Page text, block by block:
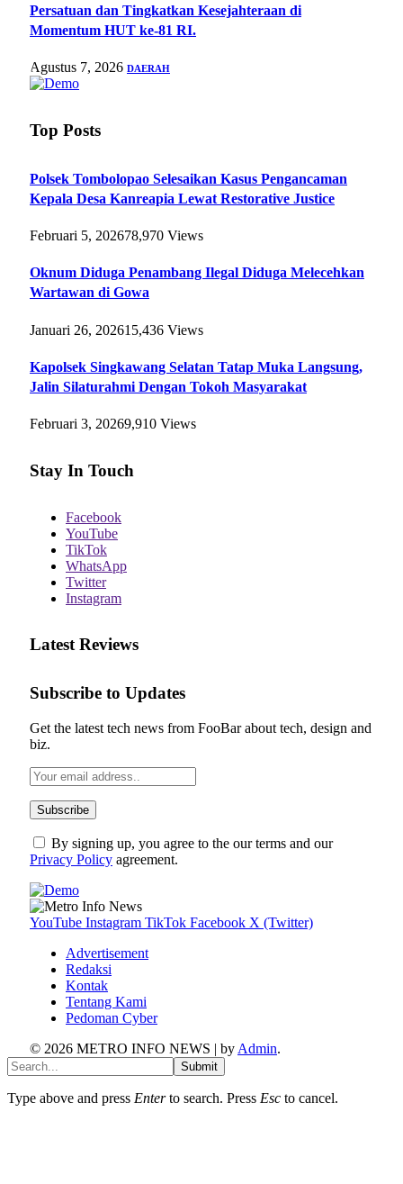
Persatuan dan Tingkatkan Kesejahteraan di
Momentum HUT ke-81 RI.
Agustus 7, 2026 DAERAH
Top Posts
Polsek Tombolopao Selesaikan Kasus Pengancaman
Kepala Desa Kanreapia Lewat Restorative Justice
Februari 5, 202678,970 Views
Oknum Diduga Penambang Ilegal Diduga Melecehkan
Wartawan di Gowa
Januari 26, 202615,436 Views
Kapolsek Singkawang Selatan Tatap Muka Langsung,
Jalin Silaturahmi Dengan Tokoh Masyarakat
Februari 3, 20269,910 Views
Stay In Touch
Facebook
YouTube
TikTok
WhatsApp
Twitter
Instagram
Latest Reviews
Subscribe to Updates
Get the latest tech news from FooBar about tech, design and
biz.
By signing up, you agree to the our terms and our
Privacy Policy agreement.
YouTube Instagram TikTok Facebook X (Twitter)
Advertisement
Redaksi
Kontak
Tentang Kami
Pedoman Cyber
© 2026 METRO INFO NEWS | by Admin.
Submit
Type above and press Enterto search. Press Esc to cancel.